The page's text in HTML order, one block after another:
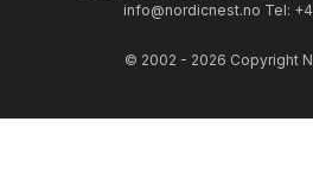
info@nordicnest.no Tel:
© 2002 - 2026 Copyright